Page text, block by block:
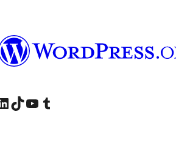
खातामा जानुहोस्
लिङ्क्डइन खातामा जानुहोस्
हाम्रो TikTok खाता भ्रमण गर्नुहोस्
हाम्रो युट्युब च्यानलमा जानुहोस्
हाम्रो टम्बलर खाता भ्रमण गर्नुहोस्